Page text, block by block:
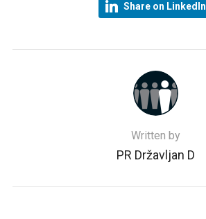
Share on LinkedIn
Written by
PR Državljan D